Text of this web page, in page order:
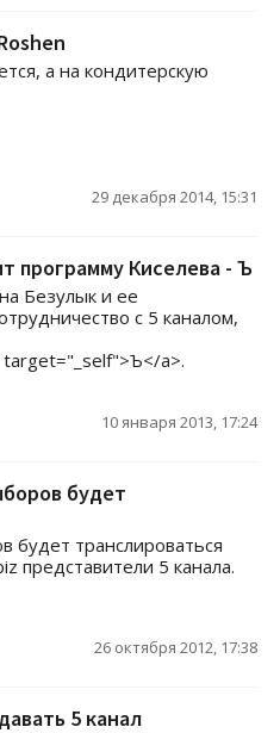
а на кондитерскую
29 декабря 2014, 15:31
программу Киселева - Ъ
Безулык и ее
с 5 каналом,
a>.
10 января 2013, 17:24
будет
будет транслироваться
представители 5 канала.
26 октября 2012, 17:38
5 канал